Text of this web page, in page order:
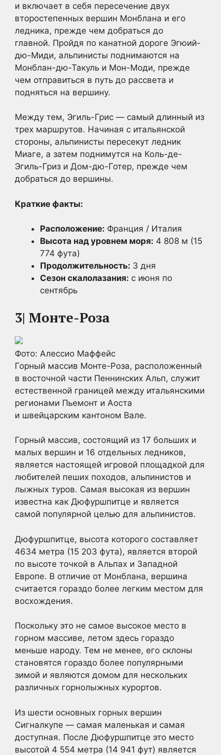
и включает в себя пересечение двух
второстепенных вершин Монблана и его
ледника, прежде чем добраться до
главной. Пройдя по канатной дороге Эгюий-
дю-Миди, альпинисты поднимаются на
Монблан-дю-Такуль и Мон-Моди, прежде
чем отправиться в путь до рассвета и
подняться на вершину.
Между тем, Эгиль-Грис — самый длинный из
трех маршрутов. Начиная с итальянской
стороны, альпинисты пересекут ледник
Миаге, а затем поднимутся на Коль-де-
Эгиль-Гриз и Дом-дю-Готер, прежде чем
добраться до вершины.
Краткие факты:
Расположение: Франция / Италия
Высота над уровнем моря: 4 808 м (15
774 фута)
Продолжительность: 3 дня
Сезон скалолазания: с июня по
сентябрь
3| Монте-Роза
Фото: Алессио Маффейс
Горный массив Монте-Роза, расположенный
в восточной части Пеннинских Альп, служит
естественной границей между итальянскими
регионами Пьемонт и Аоста
и швейцарским кантоном Вале.
Горный массив, состоящий из 17 больших и
малых вершин и 16 отдельных ледников,
является настоящей игровой площадкой для
любителей пеших походов, альпинистов и
лыжных туров. Самая высокая из вершин
известна как Дюфуршпитце и является
самой популярной целью для альпинистов.
Дюфуршпитце, высота которого составляет
4634 метра (15 203 фута), является второй
по высоте точкой в Альпах и Западной
Европе. В отличие от Монблана, вершина
считается гораздо более легким местом для
восхождения.
Поскольку это не самое высокое место в
горном массиве, летом здесь гораздо
меньше народу. Тем не менее, его склоны
становятся гораздо более популярными
зимой и являются домом для нескольких
различных горнолыжных курортов.
Из шести основных горных вершин
Сигналкупе — самая маленькая и самая
доступная. После Дюфуршпитце это место
высотой 4 554 метра (14 941 фут) является